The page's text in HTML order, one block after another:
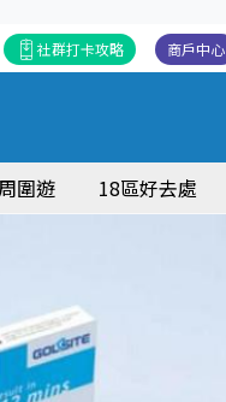
商戶中心
社群打卡攻略
圍遊 18區好去處